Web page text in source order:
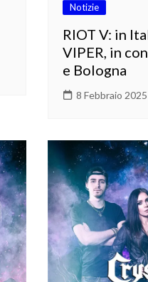
Notizie
RIOT V: in
VIPER, in
e Bologna
8 Febbraio 2025